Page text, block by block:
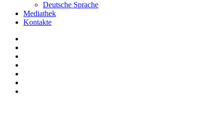
Deutsche Sprache
Mediathek
Kontakte